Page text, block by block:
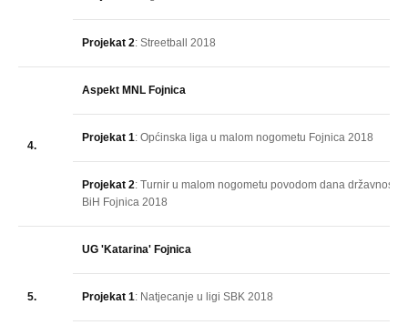
Projekat 2: Streetball 2018
4.
Aspekt MNL Fojnica
Projekat 1: Općinska liga u malom nogometu Fojnica 2018
Projekat 2: Turnir u malom nogometu povodom dana državnosti
BiH Fojnica 2018
5.
UG 'Katarina' Fojnica
Projekat 1: Natjecanje u ligi SBK 2018